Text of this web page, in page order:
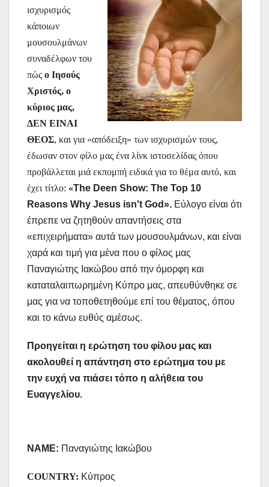
ισχυρισμός
κάποιων
μουσουλμάνων
συναδέλφων του
πώς ο Ιησούς
Χριστός, ο
κύριος μας,
ΔΕΝ ΕΙΝΑΙ
ΘΕΟΣ, και για «απόδειξη» των ισχυρισμών τους,
έδωσαν στον φίλο μας ένα λίνκ ιστοσελίδας όπου
προβάλλεται μιά εκπομπή ειδικά για το θέμα αυτό, και
έχει τίτλο: «The Deen Show: The Top 10
Reasons Why Jesus isn't God». Εύλογο είναι ότι
έπρεπε να ζητηθούν απαντήσεις στα
«επιχειρήματα» αυτά των μουσουλμάνων, και είναι
χαρά και τιμή για μένα που ο φίλος μας
Παναγιώτης Ιακώβου από την όμορφη και
καταταλαιπωρημένη Κύπρο μας, απευθύνθηκε σε
μας για να τοποθετηθούμε επί του θέματος, όπου
και το κάνω ευθύς αμέσως.
Προηγείται η ερώτηση του φίλου μας και
ακολουθεί η απάντηση στο ερώτημα του με
την ευχή να πιάσει τόπο η αλήθεια του
Ευαγγελίου.
NAME: Παναγιώτης Ιακώβου
COUNTRY: Κύπρος